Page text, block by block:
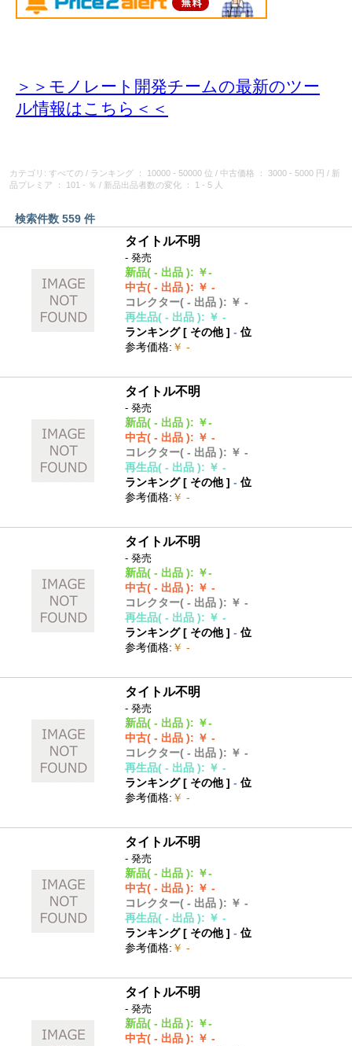
＞＞モノレート開発チームの最新のツー
ル情報はこちら＜＜
カテゴリ: すべての / ランキング ： 10000 - 50000 位 / 中古価格 ： 3000 - 5000 円 / 新
品プレミア
： 101 - ％ / 新品出品者数の変化 ： 1 - 5 人
検索件数 559 件
タイトル不明
- 発売
新品( - 出品 ): ￥-
中古( - 出品 ): ￥ -
コレクター( - 出品 ): ￥ -
再生品( - 出品 ): ￥ -
ランキング [ その他]- 位
参考価格: ￥ -
タイトル不明
- 発売
新品( - 出品 ): ￥-
中古( - 出品 ): ￥ -
コレクター( - 出品 ): ￥ -
再生品( - 出品 ): ￥ -
ランキング [ その他]- 位
参考価格: ￥ -
タイトル不明
- 発売
新品( - 出品 ): ￥-
中古( - 出品 ): ￥ -
コレクター( - 出品 ): ￥ -
再生品( - 出品 ): ￥ -
ランキング [ その他]- 位
参考価格: ￥ -
タイトル不明
- 発売
新品( - 出品 ): ￥-
中古( - 出品 ): ￥ -
コレクター( - 出品 ): ￥ -
再生品( - 出品 ): ￥ -
ランキング [ その他]- 位
参考価格: ￥ -
タイトル不明
- 発売
新品( - 出品 ): ￥-
中古( - 出品 ): ￥ -
コレクター( - 出品 ): ￥ -
再生品( - 出品 ): ￥ -
ランキング [ その他]- 位
参考価格: ￥ -
タイトル不明
- 発売
新品( - 出品 ): ￥-
中古( - 出品 ): ￥ -